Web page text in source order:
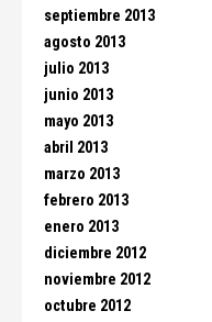
septiembre 2013
agosto 2013
julio 2013
junio 2013
mayo 2013
abril 2013
marzo 2013
febrero 2013
enero 2013
diciembre 2012
noviembre 2012
octubre 2012